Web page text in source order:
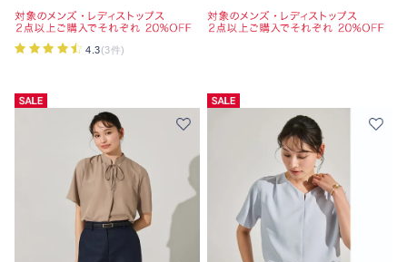
4.3(3件)